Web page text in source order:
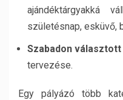
ajándéktárgyakká
születésnap, esküvő,
Szabadon választott
tervezése.
Egy pályázó több